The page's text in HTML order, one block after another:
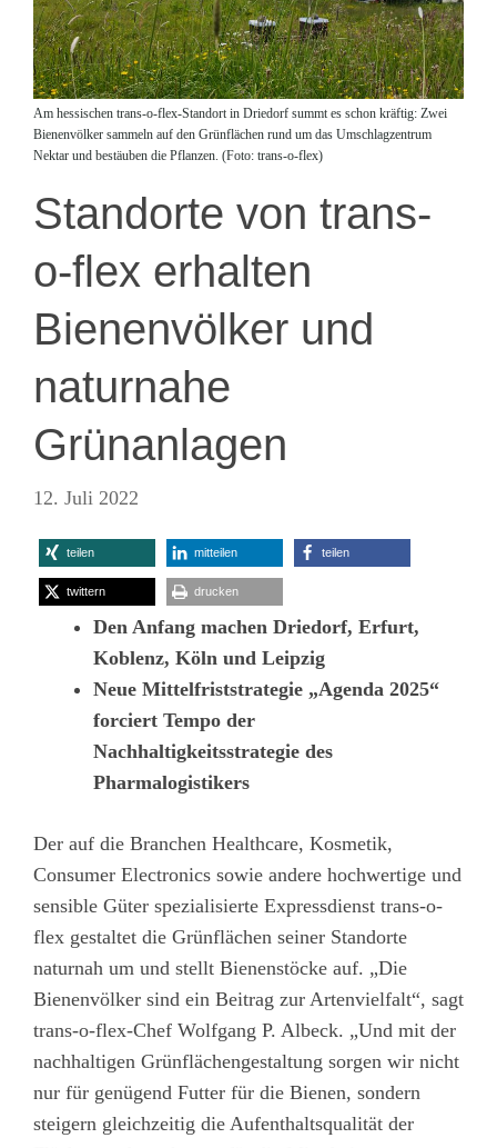
Am hessischen trans-o-flex-Standort in Driedorf summt es schon kräftig: Zwei
Bienenvölker sammeln auf den Grünflächen rund um das Umschlagzentrum
Nektar und bestäuben die Pflanzen. (Foto: trans-o-flex)
Standorte von trans-
o-flex erhalten
Bienenvölker und
naturnahe
Grünanlagen
12. Juli 2022
teilen mitteilen teilen
twittern drucken
Den Anfang machen Driedorf, Erfurt,
Koblenz, Köln und Leipzig
Neue Mittelfriststrategie „Agenda 2025“
forciert Tempo der
Nachhaltigkeitsstrategie des
Pharmalogistikers
Der auf die Branchen Healthcare, Kosmetik,
Consumer Electronics sowie andere hochwertige und
sensible Güter spezialisierte Expressdienst trans-o-
flex gestaltet die Grünflächen seiner Standorte
naturnah um und stellt Bienenstöcke auf. „Die
Bienenvölker sind ein Beitrag zur Artenvielfalt“, sagt
trans-o-flex-Chef Wolfgang P. Albeck. „Und mit der
nachhaltigen Grünflächengestaltung sorgen wir nicht
nur für genügend Futter für die Bienen, sondern
steigern gleichzeitig die Aufenthaltsqualität der